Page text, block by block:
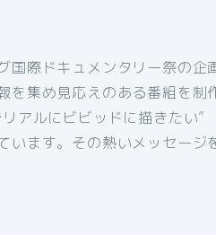
国際ドキュメンタリー祭の企
を集め見応えのある番組を制
アルにビビッドに描きたい”
います。その熱いメッセージ